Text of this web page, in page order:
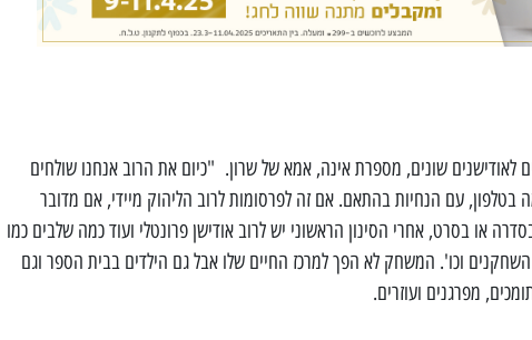
לאודישנים שונים, מספרת אינה, אמא של שרון. "כיום את הרוב אנחנו שולחים
בטלפון, עם הנחיות בהתאם. אם זה לפרסומות לרוב הליהוק מיידי, אם מדובר
או בסרט, אחרי הסינון הראשוני יש לרוב אודישן פרונטלי ועוד כמה שלבים כמו
וכו'. המשחק לא הפך למרכז החיים שלו אבל גם הילדים בבית הספר וגם
מפרגנים ועוזרים.